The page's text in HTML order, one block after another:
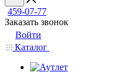
459-07-77
Заказать звонок
Войти
Каталог